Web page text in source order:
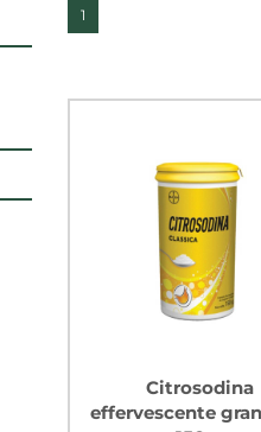
1
Citrosodina
effervescente